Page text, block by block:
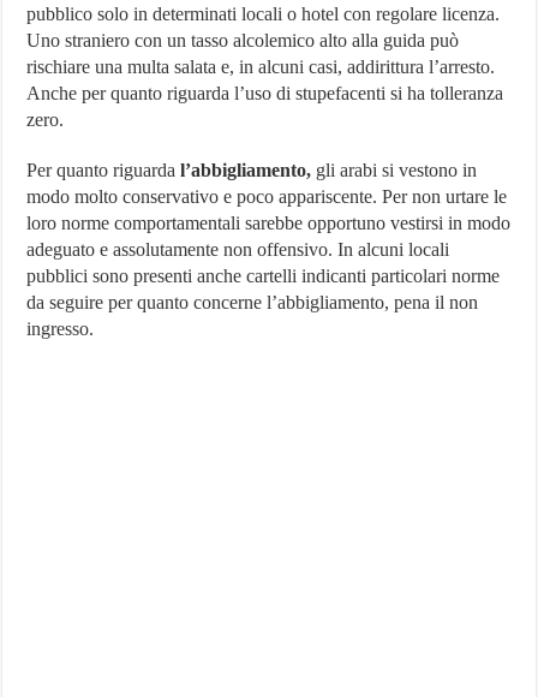
pubblico solo in determinati locali o hotel con regolare licenza.
Uno straniero con un tasso alcolemico alto alla guida può
rischiare una multa salata e, in alcuni casi, addirittura l’arresto.
Anche per quanto riguarda l’uso di stupefacenti si ha tolleranza
zero.
Per quanto riguarda l’abbigliamento, gli arabi si vestono in
modo molto conservativo e poco appariscente. Per non urtare le
loro norme comportamentali sarebbe opportuno vestirsi in modo
adeguato e assolutamente non offensivo. In alcuni locali
pubblici sono presenti anche cartelli indicanti particolari norme
da seguire per quanto concerne l’abbigliamento, pena il non
ingresso.